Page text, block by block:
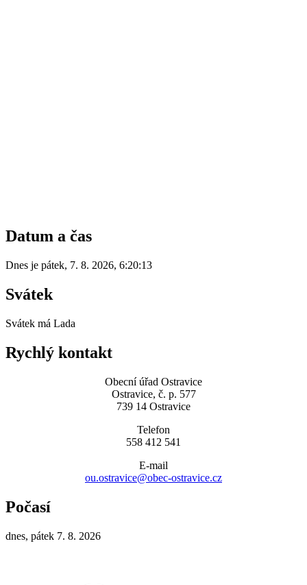
Datum a čas
Dnes je pátek, 7. 8. 2026, 6:20:13
Svátek
Svátek má Lada
Rychlý kontakt
Obecní úřad Ostravice
Ostravice, č. p. 577
739 14 Ostravice
Telefon
558 412 541
E-mail
ou.ostravice@obec-ostravice.cz
Počasí
dnes, pátek 7. 8. 2026